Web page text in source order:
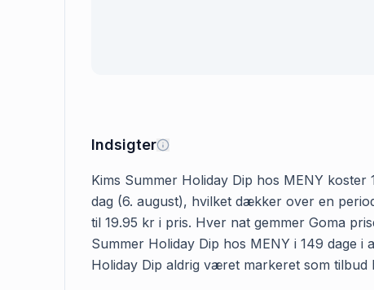
Indsigter
Kims Summer Holiday Dip hos MENY
dag (6. august), hvilket dækker over en
til 19.95 kr i pris. Hver nat gemmer Goma
Summer Holiday Dip hos MENY i 149 dage
Holiday Dip aldrig været markeret som tilbud